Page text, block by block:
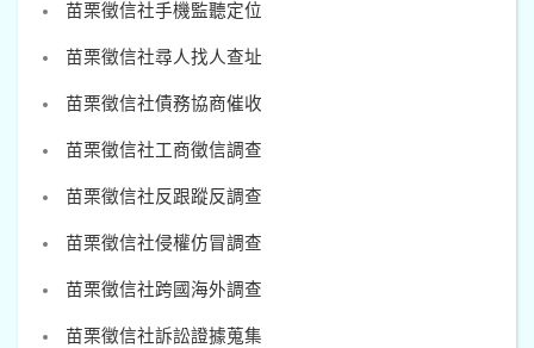
苗栗徵信社手機監聽定位
苗栗徵信社尋人找人查址
苗栗徵信社債務協商催收
苗栗徵信社工商徵信調查
苗栗徵信社反跟蹤反調查
苗栗徵信社侵權仿冒調查
苗栗徵信社跨國海外調查
苗栗徵信社訴訟證據蒐集